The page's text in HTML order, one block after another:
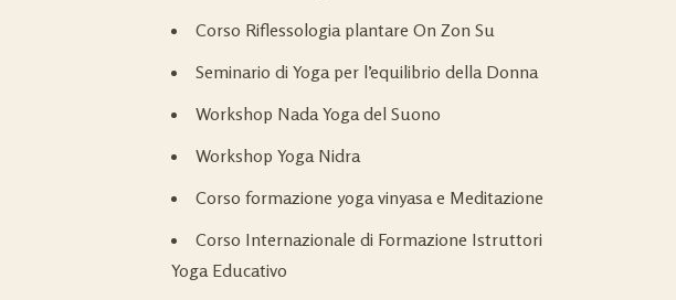
Corso Riflessologia plantare On Zon Su
Seminario di Yoga per l’equilibrio della Donna
Workshop Nada Yoga del Suono
Workshop Yoga Nidra
Corso formazione yoga vinyasa e Meditazione
Corso Internazionale di Formazione Istruttori
Yoga Educativo